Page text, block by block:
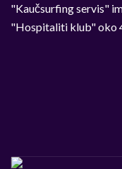
"Kaučsurfing servis"
"Hospitaliti klub" oko